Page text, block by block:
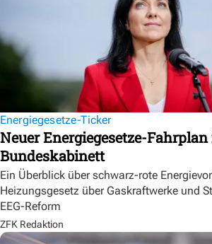
Energiegesetze-Ticker
Neuer Energiegesetze-
Bundeskabinett
Ein Überblick über schwarz-rote
Heizungsgesetz über Gaskraftwerke und
EEG-Reform
ZFK Redaktion